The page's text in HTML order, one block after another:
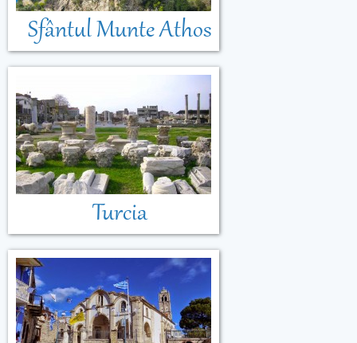
Sfântul Munte Athos
Turcia